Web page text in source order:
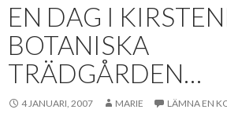
EN DAG I
BOTANISKA
TRÄDGÅRDEN…
4 JANUARI, 2007 MARIE LÄMNA EN